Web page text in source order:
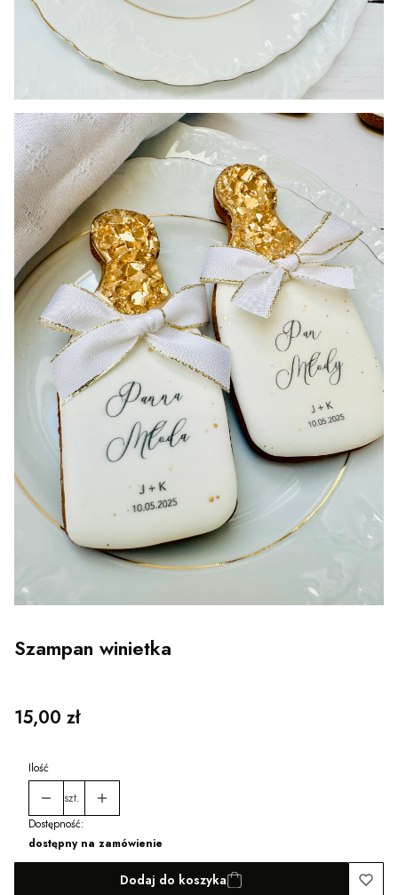
Szampan winietka
Cena
15,00 zł
Ilość
szt.
Dostępność:
dostępny na zamówienie
Dodaj do koszyka